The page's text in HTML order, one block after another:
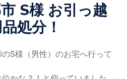
S様 お引っ越
処分！
S様（男性）のお宅へ行って